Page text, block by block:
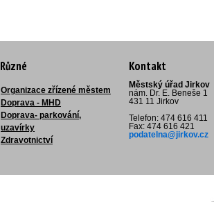
Různé
Organizace zřízené městem
Doprava - MHD
Doprava- parkování,
uzavírky
Zdravotnictví
Kontakt
Městský úřad Jirkov
nám. Dr. E. Beneše 1
431 11 Jirkov
Telefon: 474 616 411
Fax: 474 616 421
podatelna@jirkov.cz